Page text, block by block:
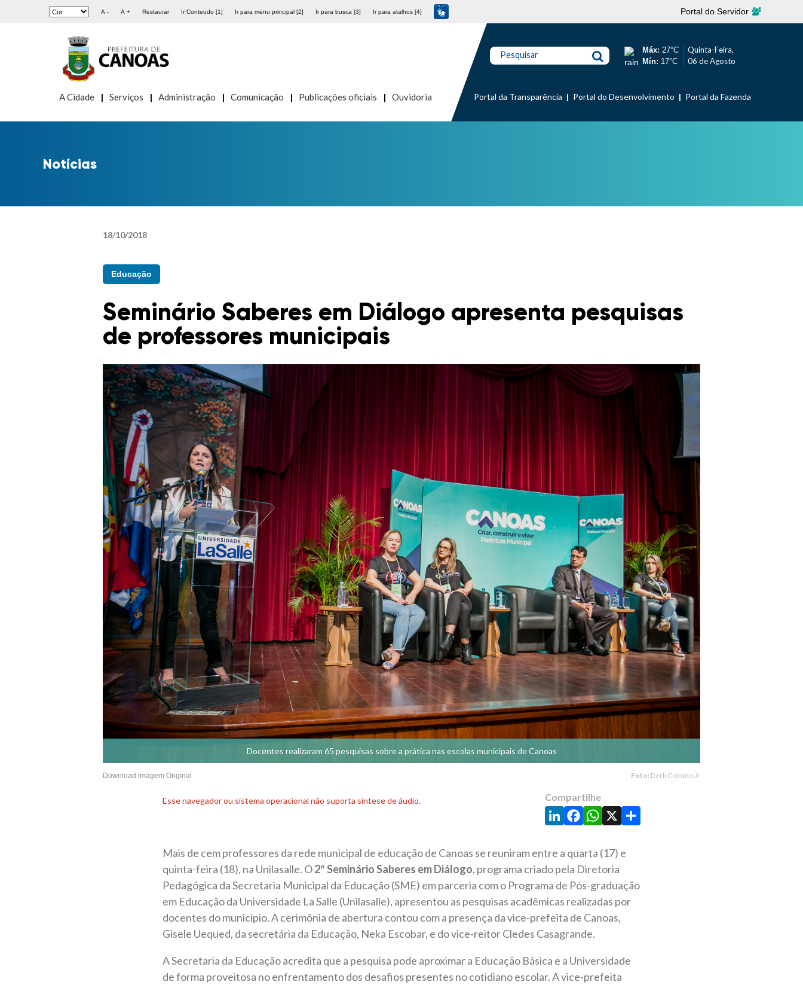
A - A + Restaurar Ir Conteudo [1] Ir para menu principal [2] Ir para busca [3] Ir para atalhos [4] Portal do Servidor
A Cidade Serviços Administração Comunicação Publicações oficiais Ouvidoria
Pesquisar Máx: 27°C
Mín: 17°C
Quinta-Feira,
06 de Agosto
Portal da Transparência Portal do Desenvolvimento Portal da Fazenda
Notícias
18/10/2018
Educação
Seminário Saberes em Diálogo apresenta pesquisas
de professores municipais
Docentes realizaram 65 pesquisas sobre a prática nas escolas municipais de Canoas
Download Imagem Original Foto: Derli Colomo Jr
Esse navegador ou sistema operacional não suporta síntese de áudio. Compartilhe
LinkedIn
Facebook
WhatsApp
X Share
Mais de cem professores da rede municipal de educação de Canoas se reuniram entre a quarta (17) e
quinta-feira (18), na Unilasalle. O2º Seminário Saberes em Diálogo, programa criado pela Diretoria
Pedagógica da Secretaria Municipal da Educação (SME) em parceria com o Programa de Pós-graduação
em Educação da Universidade La Salle (Unilasalle), apresentou as pesquisas acadêmicas realizadas por
docentes do município. A cerimônia de abertura contou com a presença da vice-prefeita de Canoas,
Gisele Uequed, da secretária da Educação, Neka Escobar, e do vice-reitor Cledes Casagrande.
A Secretaria da Educação acredita que a pesquisa pode aproximar a Educação Básica e a Universidade
de forma proveitosa no enfrentamento dos desafios presentes no cotidiano escolar. A vice-prefeita